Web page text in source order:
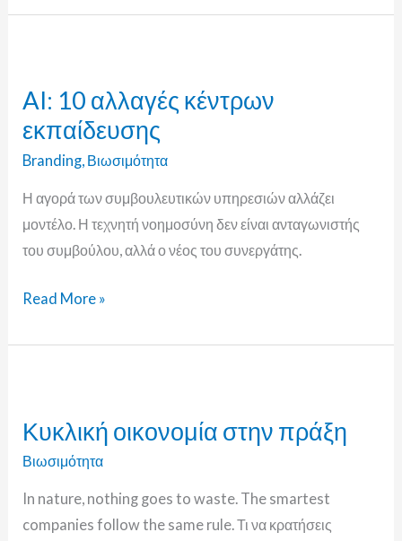
AI: 10 αλλαγές κέντρων
εκπαίδευσης
Branding Βιωσιμότητα
Η αγορά των συμβουλευτικών υπηρεσιών αλλάζει
μοντέλο. Η τεχνητή νοημοσύνη δεν είναι ανταγωνιστής
του συμβούλου, αλλά ο νέος του συνεργάτης.
αλλαγές
κέντρων
εκπαίδευσης
Read More »
Κυκλική οικονομία στην πράξη
Βιωσιμότητα
In nature, nothing goes to waste. The smartest
companies follow the same rule. Τι να κρατήσεις
στην
πράξη